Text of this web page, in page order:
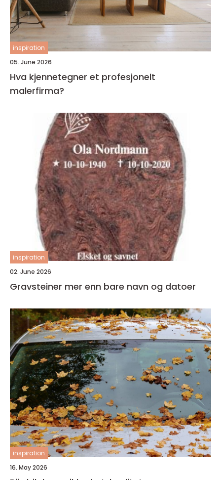
inspiration
05. June 2026
Hva kjennetegner et profesjonelt
malerfirma?
inspiration
02. June 2026
Gravsteiner mer enn bare navn og datoer
inspiration
16. May 2026